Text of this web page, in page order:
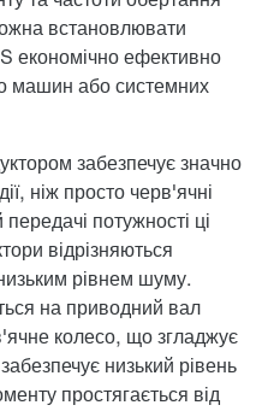
встановлювати
економічно ефективно
машин або системних
забезпечує значно
ніж просто черв'ячні
потужності ці
відрізняються
рівнем шуму.
на приводний вал
колесо, що згладжує
низький рівень
простягається від